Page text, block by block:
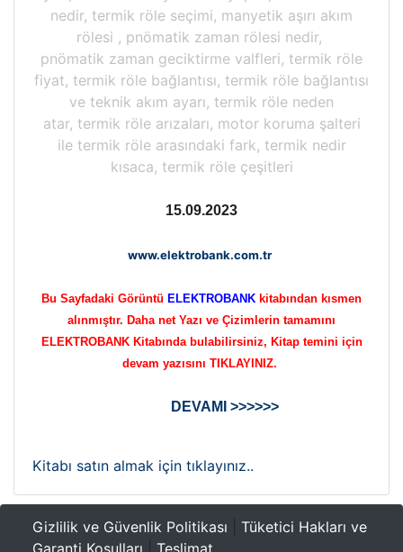
nedir, termik röle seçimi, manyetik aşırı akım
rölesi , pnömatik zaman rölesi nedir,
pnömatik zaman geciktirme valfleri, termik röle
fiyat, termik röle bağlantısı, termik röle bağlantısı
ve teknik akım ayarı, termik röle neden
atar, termik röle arızaları, motor koruma şalteri
ile termik röle arasındaki fark, termik nedir
kısaca, termik röle çeşitleri
15.09.2023
www.elektrobank.com.tr
Bu Sayfadaki Görüntü ELEKTROBANK kitabından kısmen
alınmıştır. Daha net Yazı ve Çizimlerin tamamını
ELEKTROBANK Kitabında bulabilirsiniz, Kitap temini için
devam yazısını TIKLAYINIZ.
DEVAMI >>>>>>
Kitabı satın almak için tıklayınız..
Gizlilik ve Güvenlik Politikası
Tüketici Hakları ve
Garanti Koşulları
Teslimat